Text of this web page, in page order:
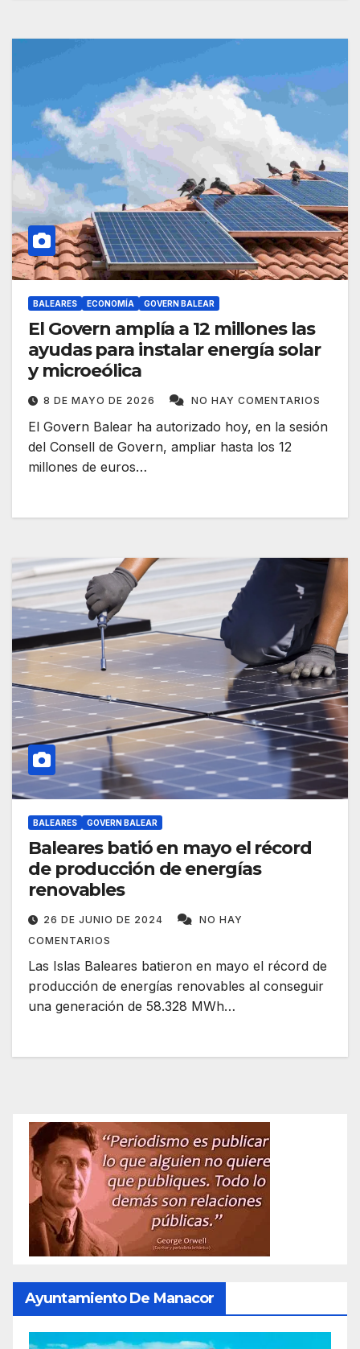
BALEARES ECONOMÍA GOVERN BALEAR
El Govern amplía a 12 millones las
ayudas para instalar energía solar
y microeólica
8 DE MAYO DE 2026 NO HAY COMENTARIOS
El Govern Balear ha autorizado hoy, en la sesión
del Consell de Govern, ampliar hasta los 12
millones de euros…
BALEARES GOVERN BALEAR
Baleares batió en mayo el récord
de producción de energías
renovables
26 DE JUNIO DE 2024
NO HAY
COMENTARIOS
Las Islas Baleares batieron en mayo el récord de
producción de energías renovables al conseguir
una generación de 58.328 MWh…
Ayuntamiento De Manacor